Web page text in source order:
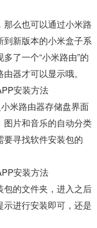
么也可以通过小米路
新版本的小米盒子系
了一个“小米路由”的
器才可以显示哦。
米路由器存储盘界面
图片和音乐的自动分类
寻找软件安装包的
的文件夹，进入之后
示进行安装即可，还是